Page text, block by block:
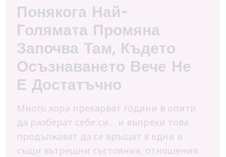
Понякога Най-
Голямата Промяна
Започва Там, Където
Осъзнаването Вече Не
Е Достатъчно
Много хора прекарват години в опити
да разберат себе си… и въпреки това
продължават да се връщат в едни и
същи вътрешни състояния, отношения